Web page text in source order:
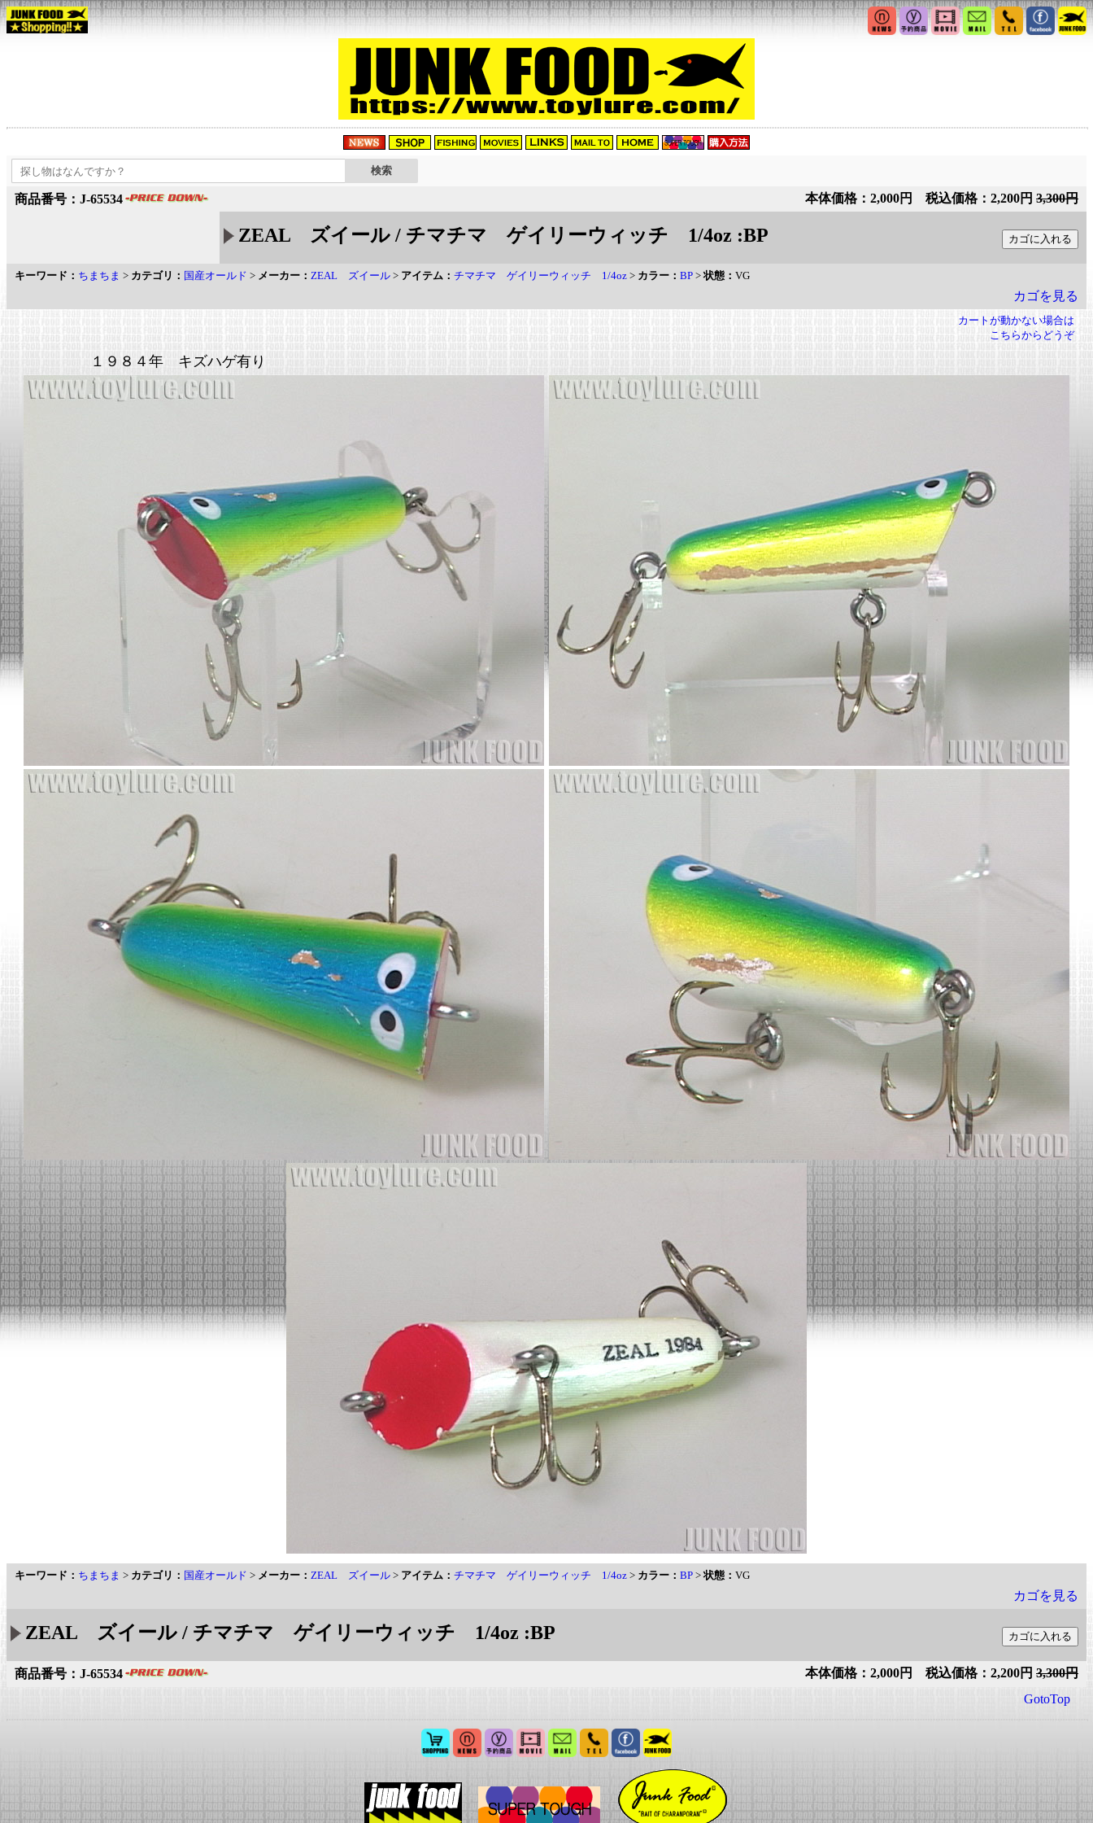
商品番号：J-65534 本体価格：2,000円 税込価格：2,200円 3,300円
ZEAL ズイール / チマチマ ゲイリーウィッチ 1/4oz :BP
キーワード： ちまちま > カテゴリ： 国産オールド > メーカー： ZEAL ズイール > アイテム： チマチマ ゲイリーウィッチ 1/4oz > カラー： BP >状態： VG
カゴを見る
カートが動かない場合は
こちらからどうぞ
１９８４年 キズハゲ有り
キーワード： ちまちま > カテゴリ： 国産オールド > メーカー： ZEAL ズイール > アイテム： チマチマ ゲイリーウィッチ 1/4oz > カラー： BP >状態： VG
カゴを見る
ZEAL ズイール / チマチマ ゲイリーウィッチ 1/4oz :BP
商品番号：J-65534 本体価格：2,000円 税込価格：2,200円 3,300円
GotoTop